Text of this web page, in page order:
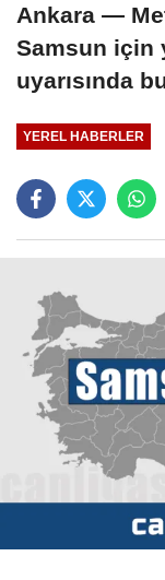
Ankara —
Samsun için
uyarısında
YEREL HABERLER